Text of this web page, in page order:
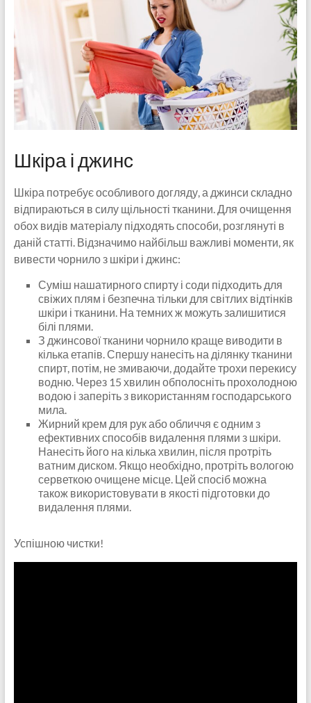
Шкіра і джинс
Шкіра потребує особливого догляду, а джинси складно
відпираються в силу щільності тканини. Для очищення
обох видів матеріалу підходять способи, розглянуті в
даній статті. Відзначимо найбільш важливі моменти, як
вивести чорнило з шкіри і джинс:
Суміш нашатирного спирту і соди підходить для
свіжих плям і безпечна тільки для світлих відтінків
шкіри і тканини. На темних ж можуть залишитися
білі плями.
З джинсової тканини чорнило краще виводити в
кілька етапів. Спершу нанесіть на ділянку тканини
спирт, потім, не змиваючи, додайте трохи перекису
водню. Через 15 хвилин обполосніть прохолодною
водою і заперіть з використанням господарського
мила.
Жирний крем для рук або обличчя є одним з
ефективних способів видалення плями з шкіри.
Нанесіть його на кілька хвилин, після протріть
ватним диском. Якщо необхідно, протріть вологою
серветкою очищене місце. Цей спосіб можна
також використовувати в якості підготовки до
видалення плями.
Успішною чистки!